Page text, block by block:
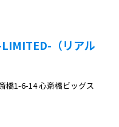
LIMITED-（リアル
橋1-6-14 心斎橋ビッグス